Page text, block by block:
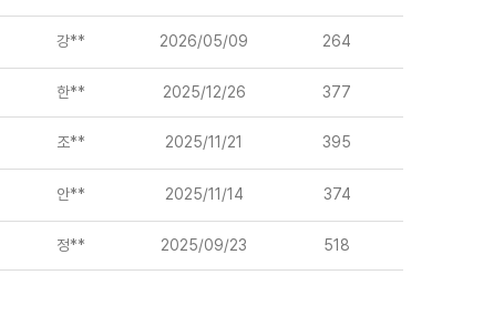
강** 2026/05/09 264
한** 2025/12/26 377
조** 2025/11/21 395
안** 2025/11/14 374
정** 2025/09/23 518